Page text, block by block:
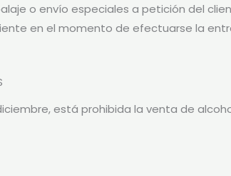
o envío especiales a petición del
en el momento de efectuarse la
está prohibida la venta de